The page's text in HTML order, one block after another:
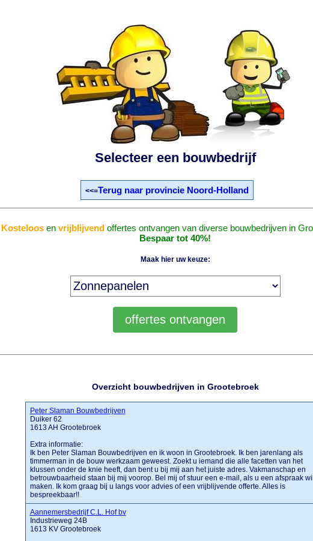
Selecteer een bouwbedrijf
<<=Terug naar provincie Noord-Holland
Kosteloosen vrijblijvendoffertes ontvangen van diverse bouwbedrijven in
Bespaar tot 40%!
Maak hier uw keuze:
Overzicht bouwbedrijven in Grootebroek
Peter Slaman Bouwbedrijven
Duiker 62
1613 AH Grootebroek
Extra informatie:
Ik ben Peter Slaman Bouwbedrijven en ik woon in Grootebroek. Ik ben jarenlang als
timmerman in de bouw werkzaam geweest. Zoekt u iemand die alle facetten van het
klussen onder de knie heeft, dan bent u bij mij aan het juiste adres. Vakmanschap en
betrouwbaarheid staan bij mij voorop. Bel mij of stuur een e-mail, als u een afspraak
maken. Ik kom graag bij u langs voor advies of een vrijblijvende offerte. Alles is
bespreekbaar!!
Aannemersbedrijf C.L. Hof bv
Industrieweg 24B
1613 KV Grootebroek